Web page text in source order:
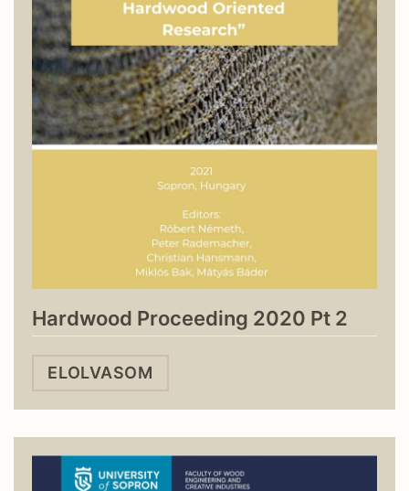
Hardwood Proceeding 2020 Pt 2
ELOLVASOM